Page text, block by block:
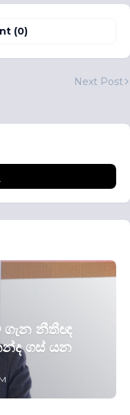
(0)
Next Post
ගැන නීතීඥ
ගස් යන